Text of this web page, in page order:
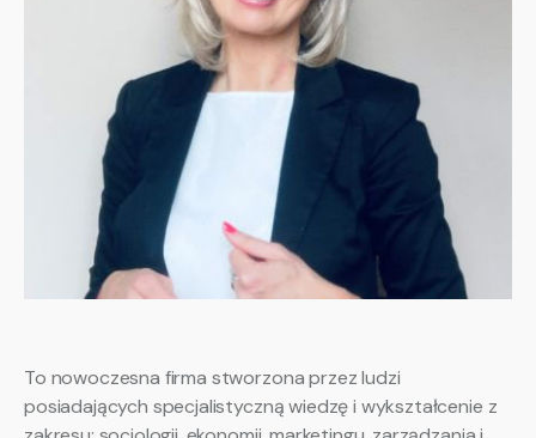
To nowoczesna firma stworzona przez ludzi
posiadających specjalistyczną wiedzę i wykształcenie z